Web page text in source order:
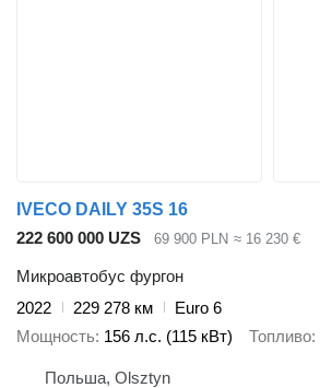
IVECO DAILY 35S 16
222 600 000 UZS
69 900 PLN ≈ 16 230 €
Микроавтобус фургон
2022
229 278 км
Euro 6
Мощность 156 л.с. (115 кВт) Топливо
Польша, Olsztyn